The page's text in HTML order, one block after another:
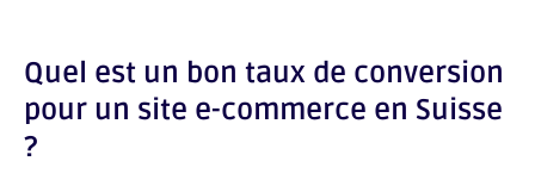
Quel est un bon taux de conversion
pour un site e-commerce en Suisse
?